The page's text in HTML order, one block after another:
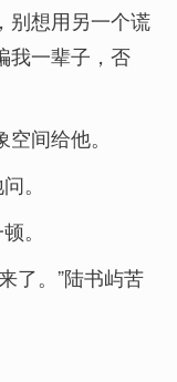
别想用另一个谎
我一辈子，否
间给他。
。
。
了。”陆书屿苦